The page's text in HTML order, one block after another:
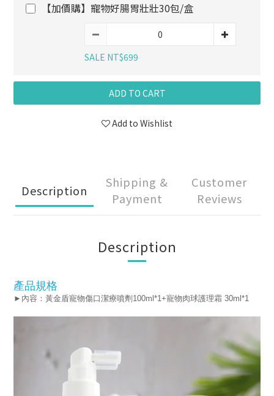
【加價購】寵物好腸胃壯壯30包/盒
SALE NT$699
ADD TO CART
Add to Wishlist
Description
Shipping &
Payment
Customer
Reviews
Description
產品規格
►內容：黃金盾寵物傷口潔療噴劑100ml*1+寵物肉球護理霜 30ml*1